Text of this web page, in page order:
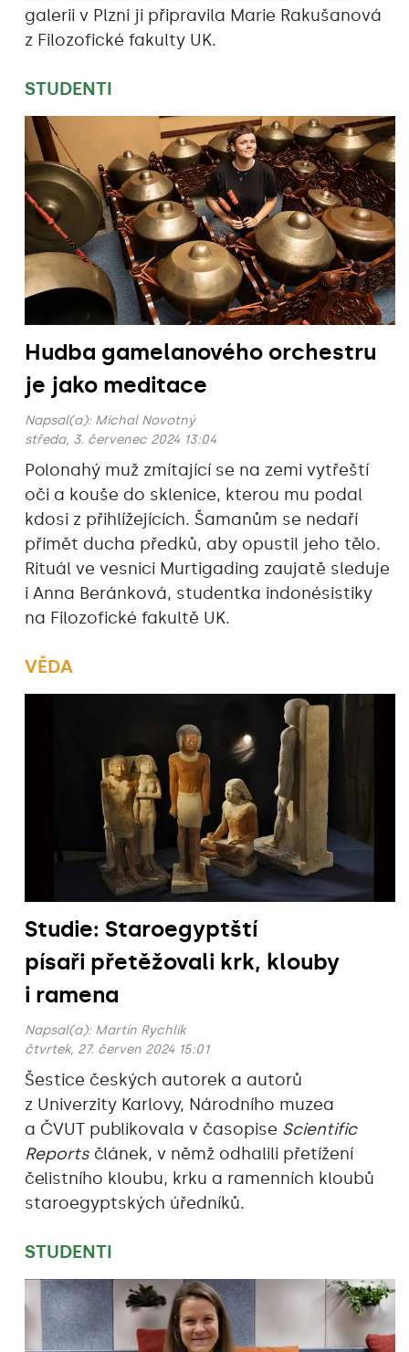
galerii v Plzni ji připravila Marie Rakušanová
z Filozofické fakulty UK.
STUDENTI
Hudba gamelanového orchestru
je jako meditace
Napsal(a): Michal Novotný
středa, 3. červenec 2024 13:04
Polonahý muž zmítající se na zemi vytřeští
oči a kouše do sklenice, kterou mu podal
kdosi z přihlížejících. Šamanům se nedaří
přimět ducha předků, aby opustil jeho tělo.
Rituál ve vesnici Murtigading zaujatě sleduje
i Anna Beránková, studentka indonésistiky
na Filozofické fakultě UK.
VĚDA
Studie: Staroegyptští
písaři přetěžovali krk, klouby
i ramena
Napsal(a): Martin Rychlík
čtvrtek, 27. červen 2024 15:01
Šestice českých autorek a autorů
z Univerzity Karlovy, Národního muzea
a ČVUT publikovala v časopise Scientific
Reports článek, v němž odhalili přetížení
čelistního kloubu, krku a ramenních kloubů
staroegyptských úředníků.
STUDENTI